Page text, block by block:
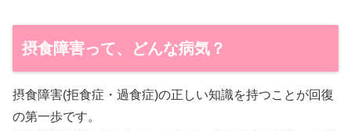
摂食障害って、どんな病気？
摂食障害(拒食症・過食症)の正しい知識を持つことが回復
の第一歩です。